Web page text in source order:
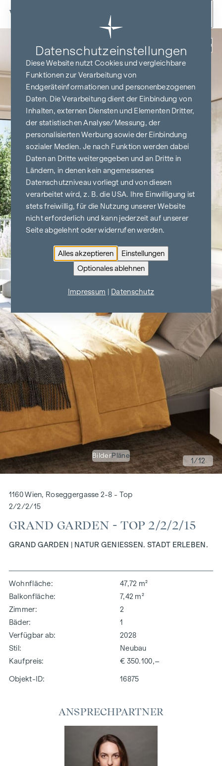
Zum Inhalt springen
BilderPläne
1/12
1160 Wien, Roseggergasse 2-8 - Top
2/2/2/15
GRAND GARDEN - TOP 2/2/2/15
GRAND GARDEN | NATUR GENIESSEN. STADT ERLEBEN.
Wohnfläche
47,72 m²
Balkonfläche
7,42 m²
Zimmer
2
Bäder
1
Verfügbar ab
2028
Stil
Neubau
Kaufpreis
€ 350.100,–
Objekt-ID: 16875
ANSPRECHPARTNER
Datenschutz­einstellungen
Diese Website nutzt Cookies und vergleichbare
Funktionen zur Verarbeitung von
Endgeräteinformationen und personenbezogenen
Daten. Die Verarbeitung dient der Einbindung von
Inhalten, externen Diensten und Elementen Dritter,
der statistischen Analyse/Messung, der
personalisierten Werbung sowie der Einbindung
sozialer Medien. Je nach Funktion werden dabei
Daten an Dritte weitergegeben und an Dritte in
Ländern, in denen kein angemessenes
Datenschutzniveau vorliegt und von diesen
verarbeitet wird, z. B. die USA. Ihre Einwilligung ist
stets freiwillig, für die Nutzung unserer Website
nicht erforderlich und kann jederzeit auf unserer
Seite abgelehnt oder widerrufen werden.
Alles akzeptieren
Einstellungen
Optionales ablehnen
Impressum Datenschutz